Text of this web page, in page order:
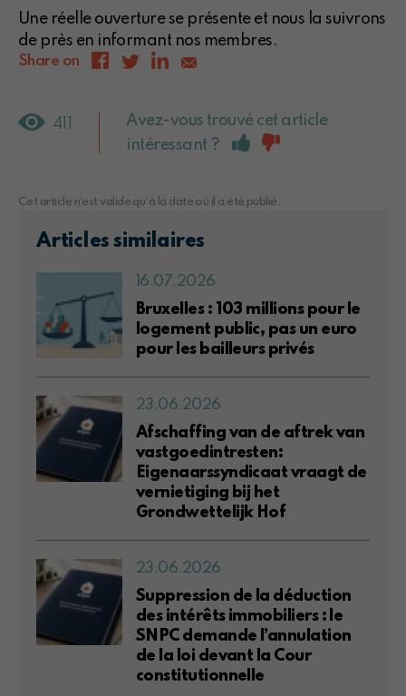
Une réelle ouverture se présente et nous la suivrons
de près en informant nos membres.
Share on
411
Avez-vous trouvé cet article
intéressant ?
Cet article n'est valide qu'à la date où il a été publié.
Articles similaires
16.07.2026
Bruxelles : 103 millions pour le
logement public, pas un euro
pour les bailleurs privés
23.06.2026
Afschaffing van de aftrek van
vastgoedintresten:
Eigenaarssyndicaat vraagt de
vernietiging bij het
Grondwettelijk Hof
23.06.2026
Suppression de la déduction
des intérêts immobiliers : le
SNPC demande l’annulation
de la loi devant la Cour
constitutionnelle